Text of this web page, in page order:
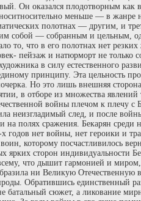
Он оказался плодотворным как
меньше — в жанре
полотнах — другим, и
собой — собранным и цельным,
то, что в его полотнах нет
пейзаж и натюрморт не только
в силу естественного
принципу. Эта цельность
Но это лишь внешняя
в отборе из множества
войны плечом к плечу с
неизгладимый след, и после
на полях сражения. Бекарян
х годов нет войны, нет героики и
которому посчастливилось
ярких сторон индивидуальности
что дышит гармонией и
ни Великую
Обратившись единственный
батальный сюжет, а ликование